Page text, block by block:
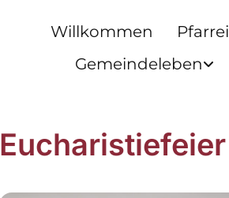
Willkommen Pfarrei
Gemeindeleben
Eucharistiefeier